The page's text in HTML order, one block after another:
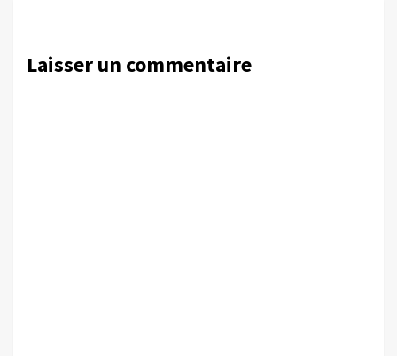
Laisser un commentaire